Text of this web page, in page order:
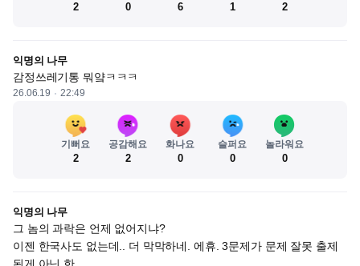
2 0 6 1 2
익명의 나무
감정쓰레기통 뭐얔ㅋㅋㅋ
26.06.19 22:49
기뻐요
2
공감해요
2
화나요
0
슬퍼요
0
놀라워요
0
익명의 나무
그 놈의 과락은 언제 없어지냐?
이젠 한국사도 없는데.. 더 막막하네. 에휴. 3문제가 문제 잘못 출제